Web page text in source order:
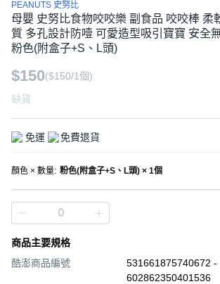
PEANUTS 史努比
母嬰 史努比食物咬咬樂 副食品 咬咬棒 柔
質 多孔設計防噎 可愛造型吸引寶寶 安全
粉色(附盒子+S、L頭)
$150($150/1個)
缺貨
免運 免費退貨
顏色 × 數量: 粉色(附盒子+S、L頭) × 1個
商品主要規格
酷澎商品編號
531661875740672 -
602862350401536